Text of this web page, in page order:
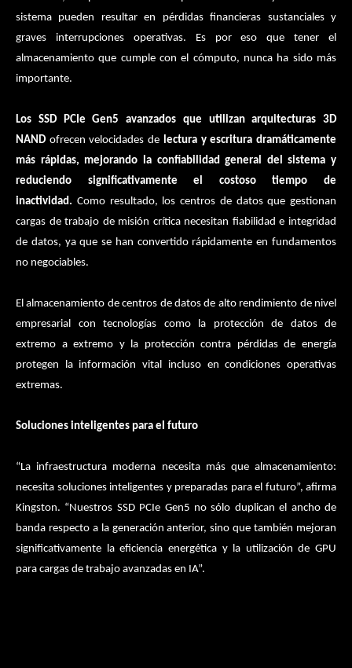
sistema pueden resultar en pérdidas financieras sustanciales y
graves interrupciones operativas. Es por eso que tener el
almacenamiento que cumple con el cómputo, nunca ha sido más
importante.
Los SSD PCIe Gen5 avanzados que utilizan arquitecturas 3D
NAND ofrecen velocidades de lectura y escritura dramáticamente
más rápidas, mejorando la confiabilidad general del sistema y
reduciendo significativamente el costoso tiempo de
inactividad. Como resultado, los centros de datos que gestionan
cargas de trabajo de misión crítica necesitan fiabilidad e integridad
de datos, ya que se han convertido rápidamente en fundamentos
no negociables.
El almacenamiento de centros de datos de alto rendimiento de nivel
empresarial con tecnologías como la protección de datos de
extremo a extremo y la protección contra pérdidas de energía
protegen la información vital incluso en condiciones operativas
extremas.
Soluciones inteligentes para el futuro
“La infraestructura moderna necesita más que almacenamiento:
necesita soluciones inteligentes y preparadas para el futuro”, afirma
Kingston. “Nuestros SSD PCIe Gen5 no sólo duplican el ancho de
banda respecto a la generación anterior, sino que también mejoran
significativamente la eficiencia energética y la utilización de GPU
para cargas de trabajo avanzadas en IA”.